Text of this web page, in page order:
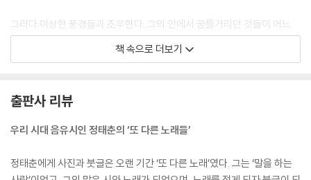
그러다 이상한 풍경들과 조우한다. 그의 안에서 꿈틀거리던 것들이 어느
날 갑자기 어떤 낯선 그것, 세상의 거친 물결에 휩쓸린다. 그는 황홀하다.
아, 내가 아주 많이 틀리진 않았어. 난 저 물결을 타야겠어.
평화가 올까? 세계에나 그에게나. 노래는 일상이 되었다. 밥벌이가 되었다.
창작 열망은 다시 방황하기 시작했다. 사진을 찍고, 가죽 칼질, 바느질을 하
--- p.105
책 속으로 더보기
출판사 리뷰
우리 시대 음유시인 정태춘의 ‘또 다른 노래들’
정태춘에게 사진과 붓글은 오랜 기간 ‘또 다른 노래’였다. 그는 ‘말을 하는